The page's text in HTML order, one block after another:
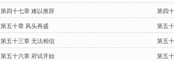
第四十七章 难以推辞 第四
第五十章 风头再盛 第五
第五十三章 无法相信 第五
第五十六章 府试开始 第五